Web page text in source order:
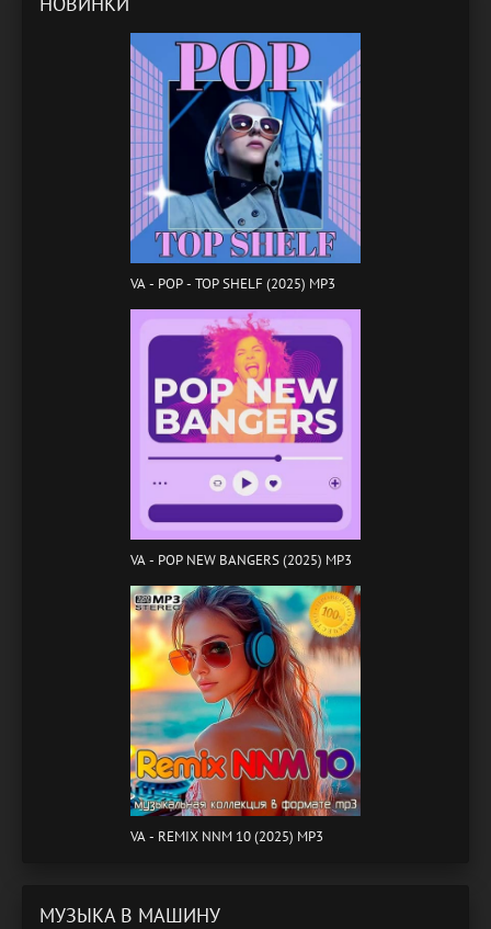
VA - POP - TOP SHELF (2025) MP3
VA - POP NEW BANGERS (2025) MP3
VA - REMIX NNM 10 (2025) MP3
МУЗЫКА В МАШИНУ